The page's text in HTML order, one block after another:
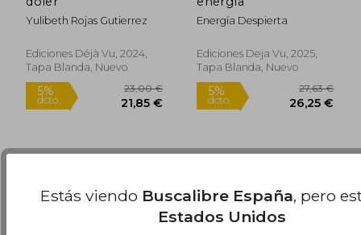
5%
dcto. 49,43 €
5%
dcto.
Yulibeth Rojas Gutierrez
Ediciones Déjà Vu, 2024,
Tapa Blanda, Nuevo
Energía Despierta
Ediciones Deja Vu, 2025,
Tapa Blanda, Nuevo
Estás viendo Buscalibre España, pero
Estados Unidos